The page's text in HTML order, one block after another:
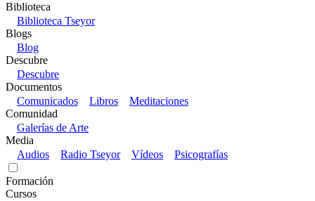
Biblioteca
Biblioteca Tseyor
Blogs
Blog
Descubre
Descubre
Documentos
Comunicados
Libros
Meditaciones
Comunidad
Galerías de Arte
Media
Audios
Radio Tseyor Vídeos Psicografías
Formación
Cursos